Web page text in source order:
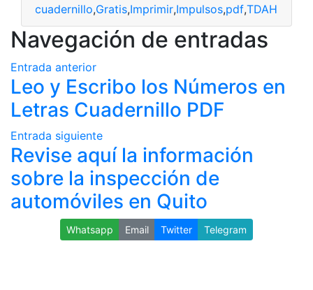
cuadernillo,Gratis,Imprimir,Impulsos,pdf,TDAH
Navegación de entradas
Entrada anterior
Leo y Escribo los Números en
Letras Cuadernillo PDF
Entrada siguiente
Revise aquí la información
sobre la inspección de
automóviles en Quito
Whatsapp Email Twitter Telegram